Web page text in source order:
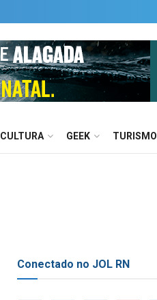
CULTURA GEEK TURISMO
Conectado no JOL RN